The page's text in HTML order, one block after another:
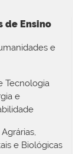
de Ensino
e
Tecnologia
e
e Biológicas